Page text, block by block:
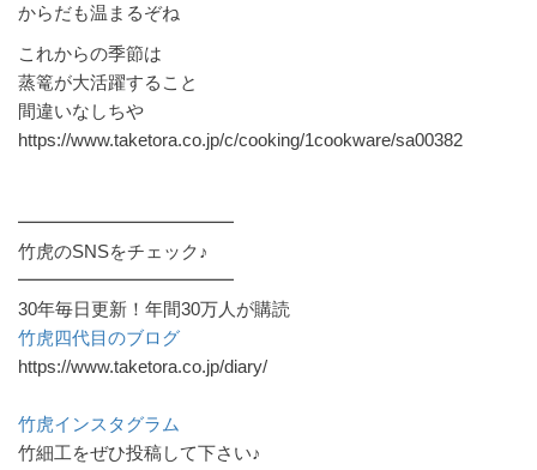
からだも温まるぞね
これからの季節は
蒸篭が大活躍すること
間違いなしちや
https://www.taketora.co.jp/c/cooking/1cookware/sa00382
━━━━━━━━━━━━
竹虎のSNSをチェック♪
━━━━━━━━━━━━
30年毎日更新！年間30万人が購読
竹虎四代目のブログ
https://www.taketora.co.jp/diary/
竹虎インスタグラム
竹細工をぜひ投稿して下さい♪